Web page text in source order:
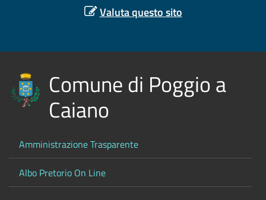
Valuta questo sito
Comune di Poggio a
Caiano
Amministrazione Trasparente
Albo Pretorio On Line